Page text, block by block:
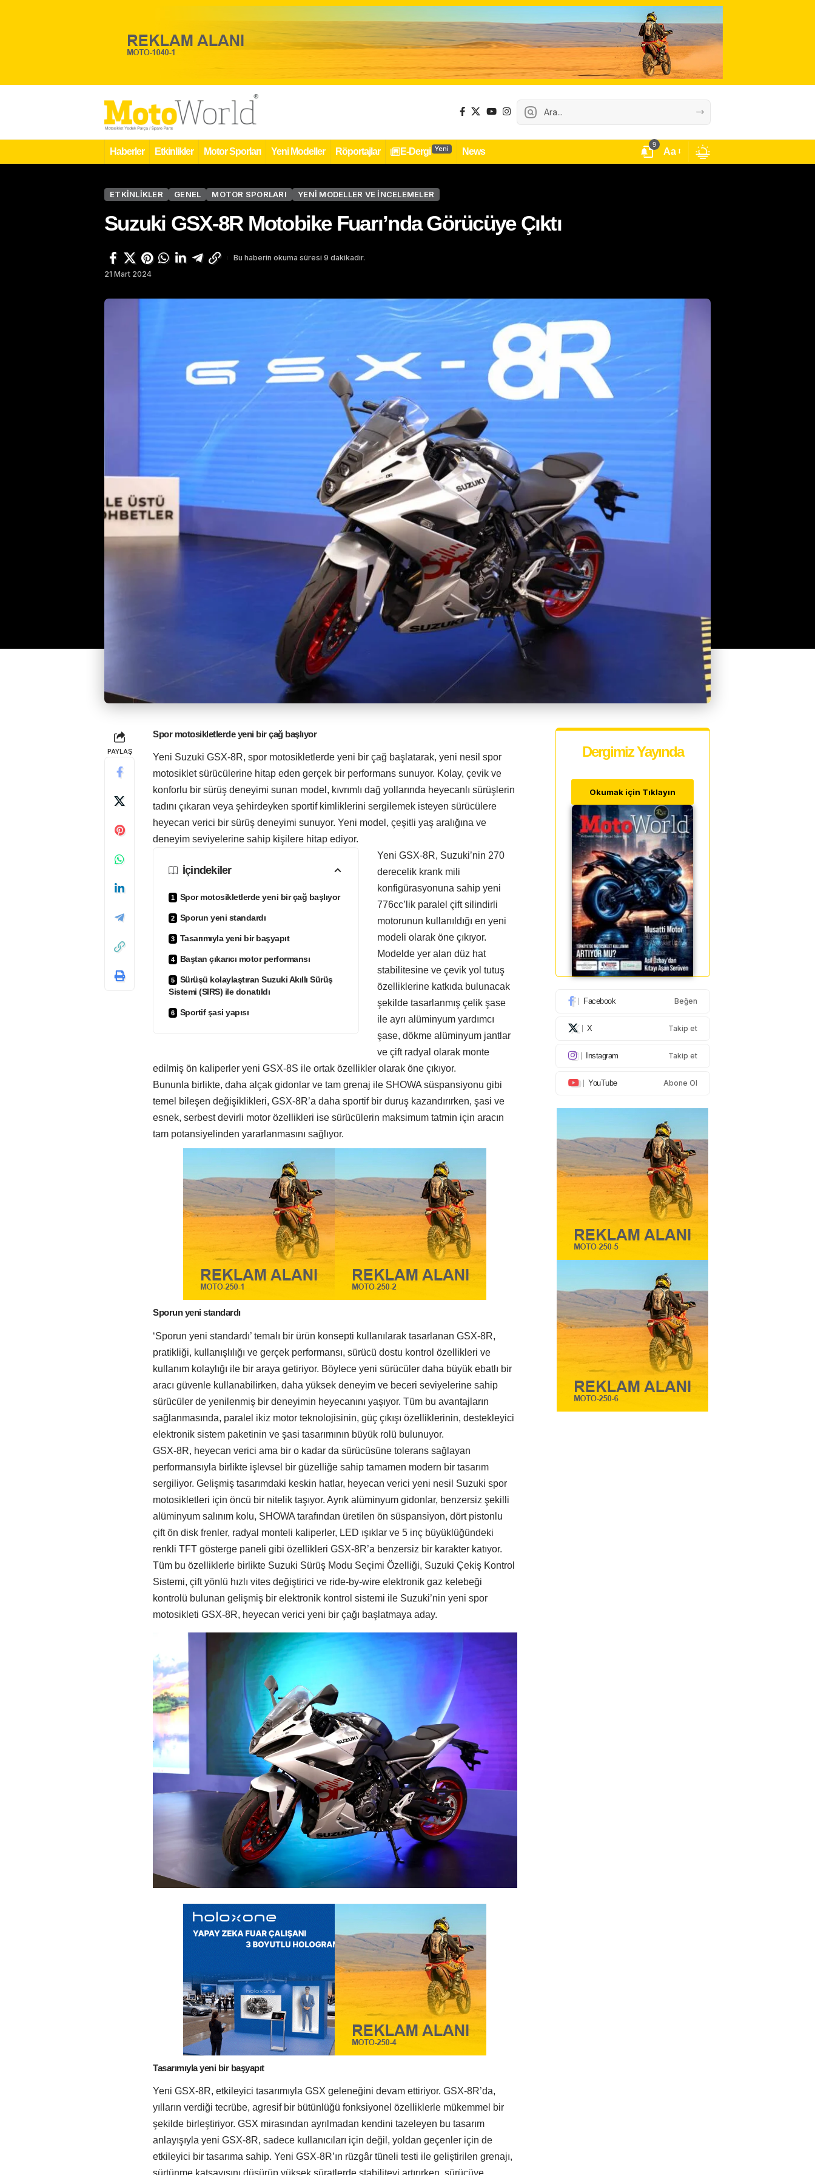
Haberler Etkinlikler Motor Sporları Yeni Modeller Röportajlar E-Dergi Yeni News
9
Aa
ETKINLIKLER GENEL MOTOR SPORLARI YENI MODELLER VE İNCELEMELER
Suzuki GSX-8R Motobike Fuarı’nda Görücüye Çıktı
21 Mart 2024
Bu haberin okuma süresi 9 dakikadır.
PAYLAŞ
Spor motosikletlerde yeni bir çağ başlıyor
Yeni Suzuki GSX-8R, spor motosikletlerde yeni bir çağ başlatarak, yeni nesil spor
motosiklet sürücülerine hitap eden gerçek bir performans sunuyor. Kolay, çevik ve
konforlu bir sürüş deneyimi sunan model, kıvrımlı dağ yollarında heyecanlı sürüşlerin
tadını çıkaran veya şehirdeyken sportif kimliklerini sergilemek isteyen sürücülere
heyecan verici bir sürüş deneyimi sunuyor. Yeni model, çeşitli yaş aralığına ve
deneyim seviyelerine sahip kişilere hitap ediyor.
İçindekiler
Spor motosikletlerde yeni bir çağ başlıyor
Sporun yeni standardı
Tasarımıyla yeni bir başyapıt
Baştan çıkarıcı motor performansı
Sürüşü kolaylaştıran Suzuki Akıllı Sürüş
Sistemi (SIRS) ile donatıldı
Sportif şasi yapısı
Yeni GSX-8R, Suzuki’nin 270
derecelik krank mili
konfigürasyonuna sahip yeni
776cc’lik paralel çift silindirli
motorunun kullanıldığı en yeni
modeli olarak öne çıkıyor.
Modelde yer alan düz hat
stabilitesine ve çevik yol tutuş
özelliklerine katkıda bulunacak
şekilde tasarlanmış çelik şase
ile ayrı alüminyum yardımcı
şase, dökme alüminyum jantlar
ve çift radyal olarak monte
edilmiş ön kaliperler yeni GSX-8S ile ortak özellikler olarak öne çıkıyor.
Bununla birlikte, daha alçak gidonlar ve tam grenaj ile SHOWA süspansiyonu gibi
temel bileşen değişiklikleri, GSX-8R’a daha sportif bir duruş kazandırırken, şasi ve
esnek, serbest devirli motor özellikleri ise sürücülerin maksimum tatmin için aracın
tam potansiyelinden yararlanmasını sağlıyor.
Sporun yeni standardı
‘Sporun yeni standardı’ temalı bir ürün konsepti kullanılarak tasarlanan GSX-8R,
pratikliği, kullanışlılığı ve gerçek performansı, sürücü dostu kontrol özellikleri ve
kullanım kolaylığı ile bir araya getiriyor. Böylece yeni sürücüler daha büyük ebatlı bir
aracı güvenle kullanabilirken, daha yüksek deneyim ve beceri seviyelerine sahip
sürücüler de yenilenmiş bir deneyimin heyecanını yaşıyor. Tüm bu avantajların
sağlanmasında, paralel ikiz motor teknolojisinin, güç çıkışı özelliklerinin, destekleyici
elektronik sistem paketinin ve şasi tasarımının büyük rolü bulunuyor.
GSX-8R, heyecan verici ama bir o kadar da sürücüsüne tolerans sağlayan
performansıyla birlikte işlevsel bir güzelliğe sahip tamamen modern bir tasarım
sergiliyor. Gelişmiş tasarımdaki keskin hatlar, heyecan verici yeni nesil Suzuki spor
motosikletleri için öncü bir nitelik taşıyor. Ayrık alüminyum gidonlar, benzersiz şekilli
alüminyum salınım kolu, SHOWA tarafından üretilen ön süspansiyon, dört pistonlu
çift ön disk frenler, radyal monteli kaliperler, LED ışıklar ve 5 inç büyüklüğündeki
renkli TFT gösterge paneli gibi özellikleri GSX-8R’a benzersiz bir karakter katıyor.
Tüm bu özelliklerle birlikte Suzuki Sürüş Modu Seçimi Özelliği, Suzuki Çekiş Kontrol
Sistemi, çift yönlü hızlı vites değiştirici ve ride-by-wire elektronik gaz kelebeği
kontrolü bulunan gelişmiş bir elektronik kontrol sistemi ile Suzuki’nin yeni spor
motosikleti GSX-8R, heyecan verici yeni bir çağı başlatmaya aday.
Tasarımıyla yeni bir başyapıt
Yeni GSX-8R, etkileyici tasarımıyla GSX geleneğini devam ettiriyor. GSX-8R’da,
yılların verdiği tecrübe, agresif bir bütünlüğü fonksiyonel özelliklerle mükemmel bir
şekilde birleştiriyor. GSX mirasından ayrılmadan kendini tazeleyen bu tasarım
anlayışıyla yeni GSX-8R, sadece kullanıcıları için değil, yoldan geçenler için de
etkileyici bir tasarıma sahip. Yeni GSX-8R’ın rüzgâr tüneli testi ile geliştirilen grenajı,
Dergimiz Yayında
Okumak için Tıklayın
Facebook Beğen
X Takip et
Instagram Takip et
YouTube Abone Ol